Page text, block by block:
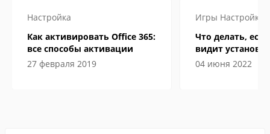
Настройка
Как активировать Office 365:
все способы активации
27 февраля 2019
Игры Настройка
Что делать,
видит
04 июня 2022